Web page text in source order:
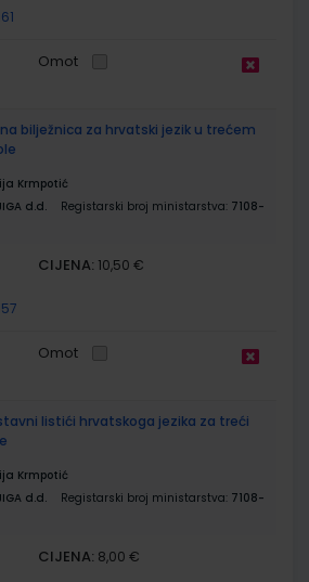
Omot
bilježnica za hrvatski jezik u trećem
Krmpotić
d.d. Registarski broj ministarstva: 7108-
CIJENA: 10,50 €
Omot
listići hrvatskoga jezika za treći
Krmpotić
d.d. Registarski broj ministarstva: 7108-
CIJENA: 8,00 €